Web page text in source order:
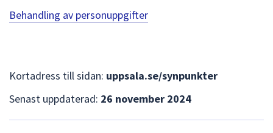
Behandling av personuppgifter
Kortadress till sidan: uppsala.se/synpunkter
Senast uppdaterad: 26 november 2024